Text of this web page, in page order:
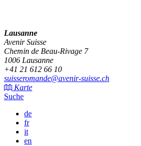
Lausanne
Avenir Suisse
Chemin de Beau-Rivage 7
1006 Lausanne
+41 21 612 66 10
suisseromande@avenir-suisse.ch
Karte
Suche
de
fr
it
en